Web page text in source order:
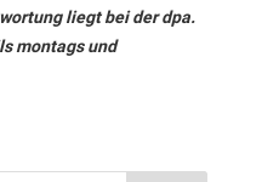
liegt bei der dpa.
montags und